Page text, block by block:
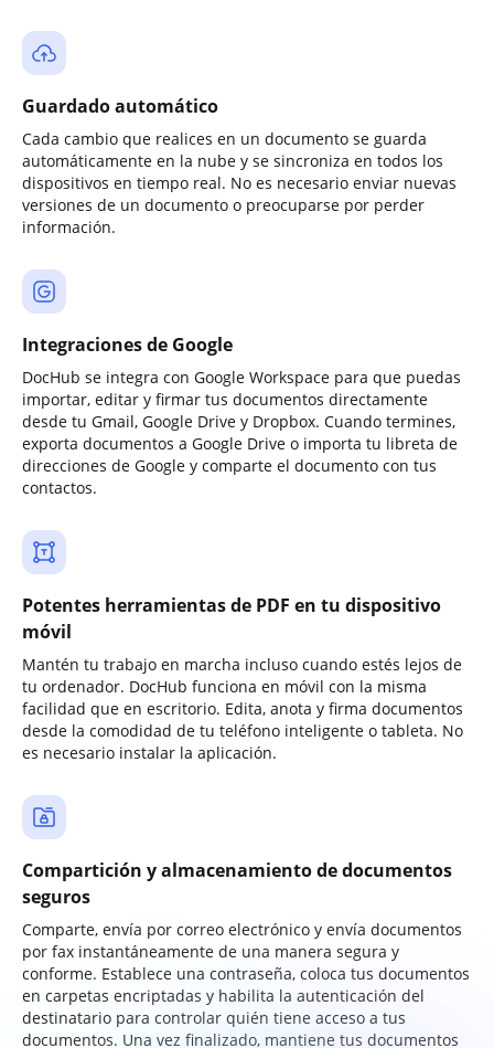
Guardado automático
Cada cambio que realices en un documento se guarda
automáticamente en la nube y se sincroniza en todos los
dispositivos en tiempo real. No es necesario enviar nuevas
versiones de un documento o preocuparse por perder
información.
Integraciones de Google
DocHub se integra con Google Workspace para que puedas
importar, editar y firmar tus documentos directamente
desde tu Gmail, Google Drive y Dropbox. Cuando termines,
exporta documentos a Google Drive o importa tu libreta de
direcciones de Google y comparte el documento con tus
contactos.
Potentes herramientas de PDF en tu dispositivo
móvil
Mantén tu trabajo en marcha incluso cuando estés lejos de
tu ordenador. DocHub funciona en móvil con la misma
facilidad que en escritorio. Edita, anota y firma documentos
desde la comodidad de tu teléfono inteligente o tableta. No
es necesario instalar la aplicación.
Compartición y almacenamiento de documentos
seguros
Comparte, envía por correo electrónico y envía documentos
por fax instantáneamente de una manera segura y
conforme. Establece una contraseña, coloca tus documentos
en carpetas encriptadas y habilita la autenticación del
destinatario para controlar quién tiene acceso a tus
documentos. Una vez finalizado, mantiene tus documentos